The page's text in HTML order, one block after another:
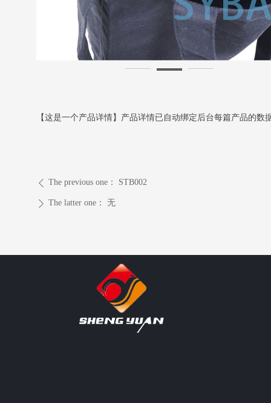
ꄴ The previous one： STB002
ꄲ The latter one： 无
【这是一个产品详情】产品详情已自动绑定后台每篇产品的数